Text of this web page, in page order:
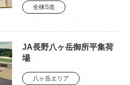
全棟S造
JA長野八ヶ岳御所平集荷
場
八ヶ岳エリア